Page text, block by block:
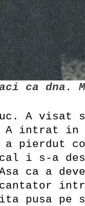
ca dna.
A visat
A intrat in
a pierdut
i s-a
ca a
pusa pe